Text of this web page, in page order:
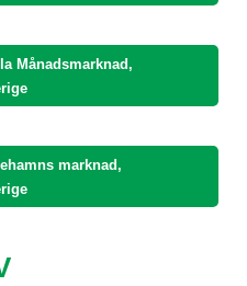
Månadsmarknad,
marknad,